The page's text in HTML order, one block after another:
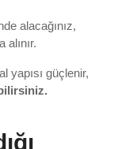
alacağınız,
yapısı güçlenir,